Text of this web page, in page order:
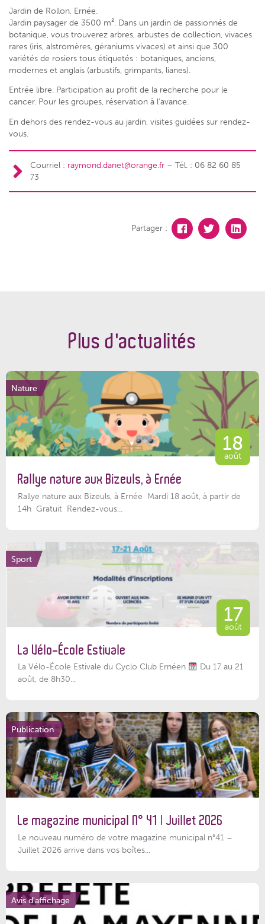
Jardin de Rollon, Ernée.
Jardin paysager de 3500 m². Dans un jardin de passionnés de
botanique, vous trouverez arbres, arbustes de collection, vivaces
rares (iris, alstromères, géraniums vivaces) et ainsi que 300
variétés de rosiers tous étiquetés : botaniques, anciens,
modernes et anglais (arbustifs, grimpants, lianes).
Entrée libre. Participation au profit de la recherche pour le
cancer. Pour les groupes, réservation à l’avance.
En dehors des rendez-vous au jardin, visites guidées sur rendez-
vous.
Courriel : raymond.danet@orange.fr – Tél. : 06 82 60 85
73
Partager :
Plus d'actualités
Nature
18
août
Rallye nature aux Bizeuls, à Ernée
Rallye nature aux Bizeuls, à Ernée Mardi 18 août, à partir de
14h Gratuit Rendez-vous...
Sport
17
août
La Vélo-École Estivale
La Vélo-École Estivale du Cyclo Club Ernéen
Du 17 au 21
août, de 8h30...
Publication
Le magazine municipal N° 41 | Juillet 2026
Le nouveau numéro de votre magazine municipal n°41 –
Juillet 2026 arrive dans vos boîtes...
Avis d'affichage